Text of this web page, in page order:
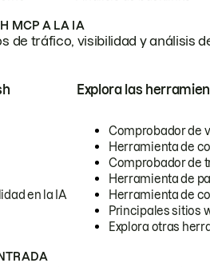
MCP A LA IA
de tráfico, visibilidad y análisis
en la IA
Explora las
Comprobador de
Herramienta de
Comprobador de
Herramienta de
Herramienta de
Principales sitios
Explora otras